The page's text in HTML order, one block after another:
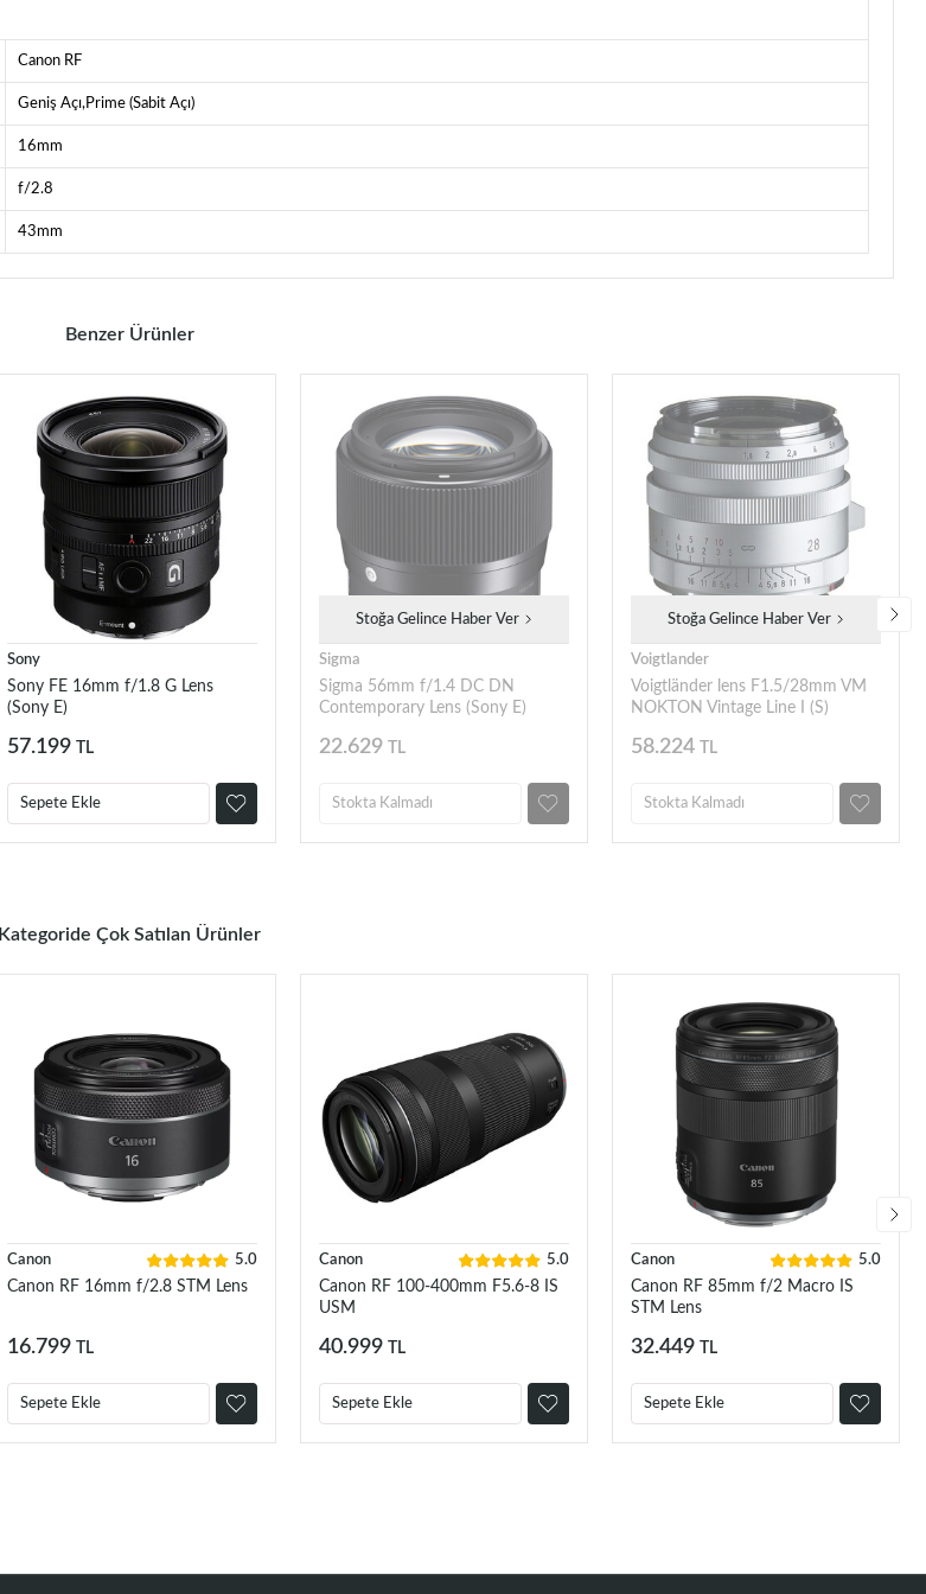
Canon RF
Geniş Açı,Prime (Sabit Açı)
16mm
f/2.8
43mm
Benzer Ürünler
Sony
Sony FE 16mm f/1.8 G Lens
(Sony E)
57.199 TL
Sepete Ekle
Stoğa Gelince Haber Ver
Sigma
Sigma 56mm f/1.4 DC DN
Contemporary Lens (Sony E)
22.629 TL
Stokta Kalmadı
Stoğa Gelince Haber Ver
Voigtlander
Voigtländer lens F1.5/28mm VM
NOKTON Vintage Line I (S)
58.224 TL
Stokta Kalmadı
Kategoride Çok Satılan Ürünler
Canon 5.0
Canon RF 16mm f/2.8 STM Lens
16.799 TL
Sepete Ekle
Canon 5.0
Canon RF 100-400mm F5.6-8 IS
USM
40.999 TL
Sepete Ekle
Canon 5.0
Canon RF 85mm f/2 Macro IS
STM Lens
32.449 TL
Sepete Ekle